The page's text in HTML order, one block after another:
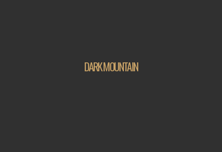
DARK MOUNTAIN